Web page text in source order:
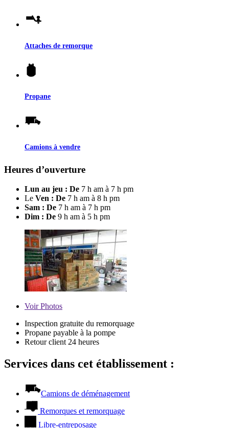
Attaches de remorque
Propane
Camions à vendre
Heures d’ouverture
Lun au jeu : De 7 h am à 7 h pm
Le Ven : De 7 h am à 8 h pm
Sam : De 7 h am à 7 h pm
Dim : De 9 h am à 5 h pm
VoirPhotos
Inspection gratuite du remorquage
Propane payable à la pompe
Retour client 24 heures
Services dans cet établissement :
Camions de déménagement
Remorques et remorquage
Libre-entreposage